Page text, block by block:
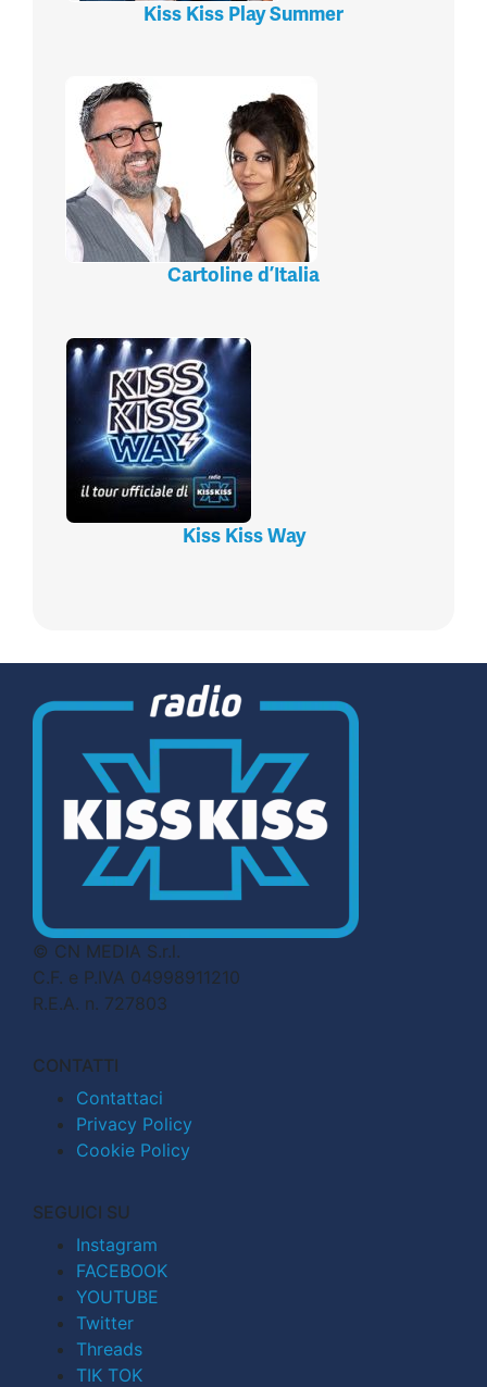
Kiss Kiss Play Summer
Cartoline d’Italia
Kiss Kiss Way
© CN MEDIA S.r.l.
C.F. e P.IVA 04998911210
R.E.A. n. 727803
CONTATTI
Contattaci
Privacy Policy
Cookie Policy
SEGUICI SU
Instagram
FACEBOOK
YOUTUBE
Twitter
Threads
TIK TOK